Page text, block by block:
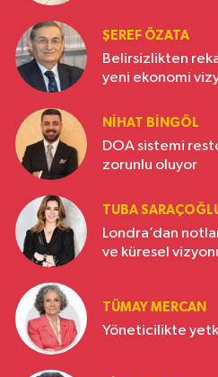
ŞEREF ÖZATA
Belirsizlikten
yeni ekonomi
NIHAT BINGÖL
DOA sistemi
zorunlu oluyor
TUBA
Londra’dan
ve küresel
TÜMAY MERCAN
Yöneticilikte